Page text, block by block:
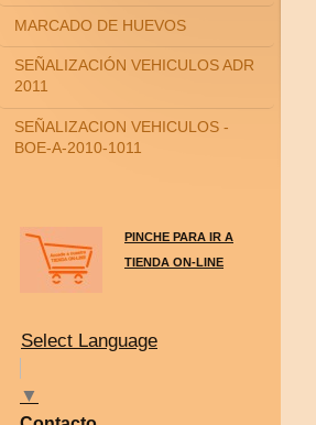
MARCADO DE HUEVOS
SEÑALIZACIÓN VEHICULOS ADR
2011
SEÑALIZACION VEHICULOS -
BOE-A-2010-1011
PINCHE PARA IR A
TIENDA ON-LINE
Select Language
▼